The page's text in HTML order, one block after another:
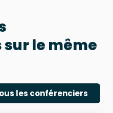
le même
les conférenciers